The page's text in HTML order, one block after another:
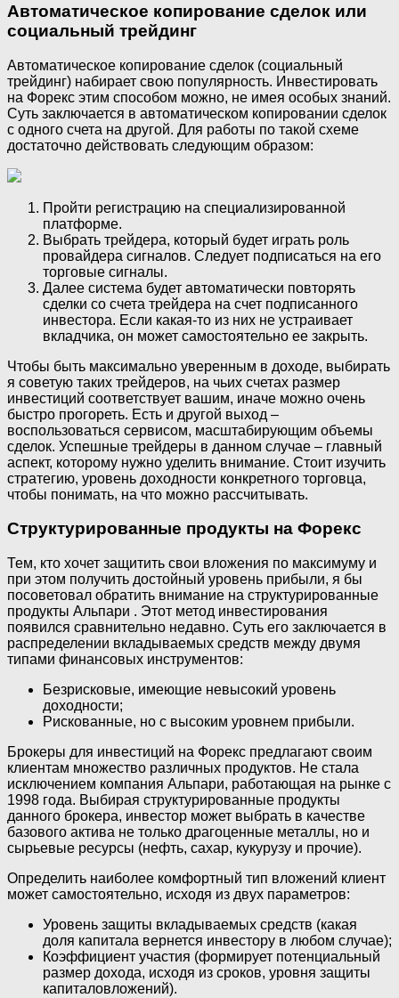
Автоматическое копирование сделок или
социальный трейдинг
Автоматическое копирование сделок (социальный
трейдинг) набирает свою популярность. Инвестировать
на Форекс этим способом можно, не имея особых знаний.
Суть заключается в автоматическом копировании сделок
с одного счета на другой. Для работы по такой схеме
достаточно действовать следующим образом:
Пройти регистрацию на специализированной
платформе.
Выбрать трейдера, который будет играть роль
провайдера сигналов. Следует подписаться на его
торговые сигналы.
Далее система будет автоматически повторять
сделки со счета трейдера на счет подписанного
инвестора. Если какая-то из них не устраивает
вкладчика, он может самостоятельно ее закрыть.
Чтобы быть максимально уверенным в доходе, выбирать
я советую таких трейдеров, на чьих счетах размер
инвестиций соответствует вашим, иначе можно очень
быстро прогореть. Есть и другой выход –
воспользоваться сервисом, масштабирующим объемы
сделок. Успешные трейдеры в данном случае – главный
аспект, которому нужно уделить внимание. Стоит изучить
стратегию, уровень доходности конкретного торговца,
чтобы понимать, на что можно рассчитывать.
Структурированные продукты на Форекс
Тем, кто хочет защитить свои вложения по максимуму и
при этом получить достойный уровень прибыли, я бы
посоветовал обратить внимание на структурированные
продукты Альпари . Этот метод инвестирования
появился сравнительно недавно. Суть его заключается в
распределении вкладываемых средств между двумя
типами финансовых инструментов:
Безрисковые, имеющие невысокий уровень
доходности;
Рискованные, но с высоким уровнем прибыли.
Брокеры для инвестиций на Форекс предлагают своим
клиентам множество различных продуктов. Не стала
исключением компания Альпари, работающая на рынке с
1998 года. Выбирая структурированные продукты
данного брокера, инвестор может выбрать в качестве
базового актива не только драгоценные металлы, но и
сырьевые ресурсы (нефть, сахар, кукурузу и прочие).
Определить наиболее комфортный тип вложений клиент
может самостоятельно, исходя из двух параметров:
Уровень защиты вкладываемых средств (какая
доля капитала вернется инвестору в любом случае);
Коэффициент участия (формирует потенциальный
размер дохода, исходя из сроков, уровня защиты
капиталовложений).